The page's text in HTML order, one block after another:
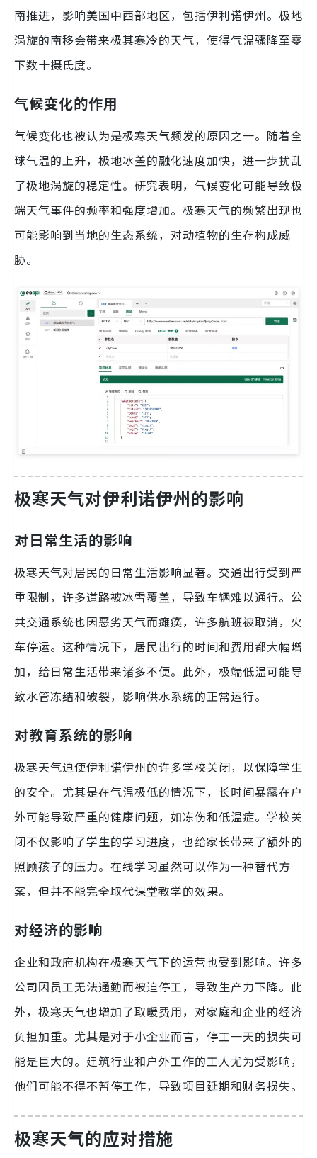
南推进，影响美国中西部地区，包括伊利诺伊州。极地
涡旋的南移会带来极其寒冷的天气，使得气温骤降至零
下数十摄氏度。
气候变化的作用
气候变化也被认为是极寒天气频发的原因之一。随着全
球气温的上升，极地冰盖的融化速度加快，进一步扰乱
了极地涡旋的稳定性。研究表明，气候变化可能导致极
端天气事件的频率和强度增加。极寒天气的频繁出现也
可能影响到当地的生态系统，对动植物的生存构成威
胁。
极寒天气对伊利诺伊州的影响
对日常生活的影响
极寒天气对居民的日常生活影响显著。交通出行受到严
重限制，许多道路被冰雪覆盖，导致车辆难以通行。公
共交通系统也因恶劣天气而瘫痪，许多航班被取消，火
车停运。这种情况下，居民出行的时间和费用都大幅增
加，给日常生活带来诸多不便。此外，极端低温可能导
致水管冻结和破裂，影响供水系统的正常运行。
对教育系统的影响
极寒天气迫使伊利诺伊州的许多学校关闭，以保障学生
的安全。尤其是在气温极低的情况下，长时间暴露在户
外可能导致严重的健康问题，如冻伤和低温症。学校关
闭不仅影响了学生的学习进度，也给家长带来了额外的
照顾孩子的压力。在线学习虽然可以作为一种替代方
案，但并不能完全取代课堂教学的效果。
对经济的影响
企业和政府机构在极寒天气下的运营也受到影响。许多
公司因员工无法通勤而被迫停工，导致生产力下降。此
外，极寒天气也增加了取暖费用，对家庭和企业的经济
负担加重。尤其是对于小企业而言，停工一天的损失可
能是巨大的。建筑行业和户外工作的工人尤为受影响，
他们可能不得不暂停工作，导致项目延期和财务损失。
极寒天气的应对措施